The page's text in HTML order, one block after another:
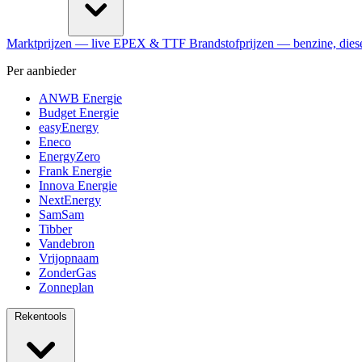
Marktprijzen — live EPEX & TTF Brandstofprijzen — benzine,
Per aanbieder
ANWB Energie
Budget Energie
easyEnergy
Eneco
EnergyZero
Frank Energie
Innova Energie
NextEnergy
SamSam
Tibber
Vandebron
Vrijopnaam
ZonderGas
Zonneplan
Rekentools